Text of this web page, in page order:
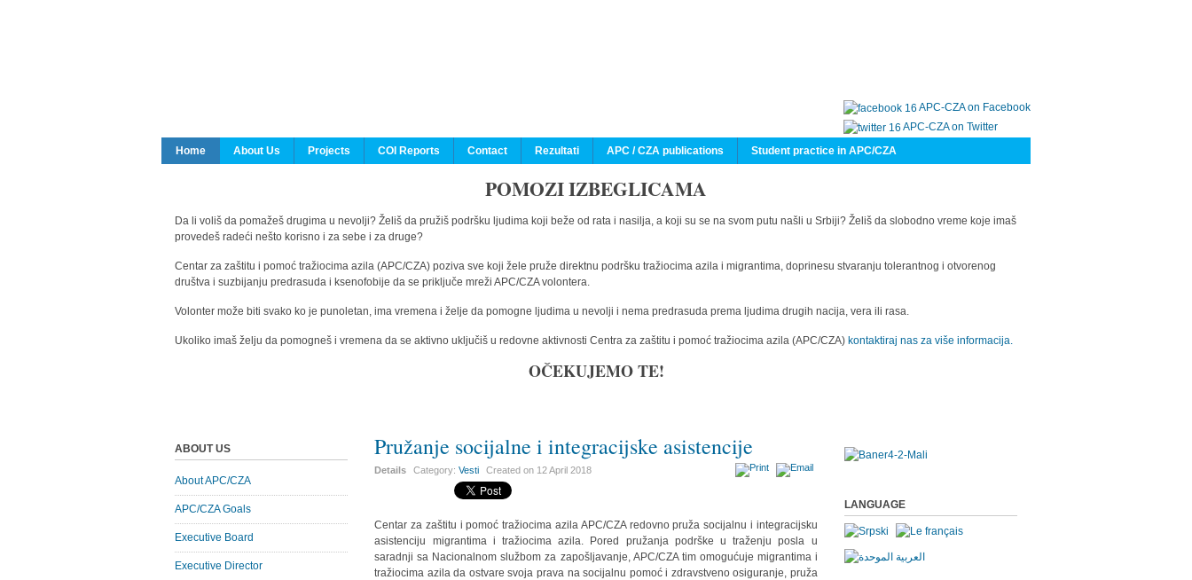
APC-CZA on Facebook
APC-CZA on Twitter
Home
About Us Projects COI Reports Contact Rezultati APC / CZA publications Student practice in APC/CZA
POMOZI IZBEGLICAMA
Da li voliš da pomažeš drugima u nevolji? Želiš da pružiš podršku ljudima koji beže od rata i nasilja, a koji su se na svom putu našli u Srbiji? Želiš da slobodno vreme koje imaš
provedeš radeći nešto korisno i za sebe i za druge?
Centar za zaštitu i pomoć tražiocima azila (APC/CZA) poziva sve koji žele pruže direktnu podršku tražiocima azila i migrantima, doprinesu stvaranju tolerantnog i otvorenog
društva i suzbijanju predrasuda i ksenofobije da se priključe mreži APC/CZA volontera.
Volonter može biti svako ko je punoletan, ima vremena i želje da pomogne ljudima u nevolji i nema predrasuda prema ljudima drugih nacija, vera ili rasa.
Ukoliko imaš želju da pomogneš i vremena da se aktivno uključiš u redovne aktivnosti Centra za zaštitu i pomoć tražiocima azila (APC/CZA) kontaktiraj nas za više informacija.
OČEKUJEMO TE!
Pružanje socijalne i integracijske asistencije
Details Category:Vesti Created on 12 April 2018
Centar za zaštitu i pomoć tražiocima azila APC/CZA redovno pruža socijalnu i integracijsku
asistenciju migrantima i tražiocima azila. Pored pružanja podrške u traženju posla u
saradnji sa Nacionalnom službom za zapošljavanje, APC/CZA tim omogućuje migrantima i
tražiocima azila da ostvare svoja prava na socijalnu pomoć i zdravstveno osiguranje, pruža
ABOUT US
About APC/CZA
APC/CZA Goals
Executive Board
Executive Director
LANGUAGE